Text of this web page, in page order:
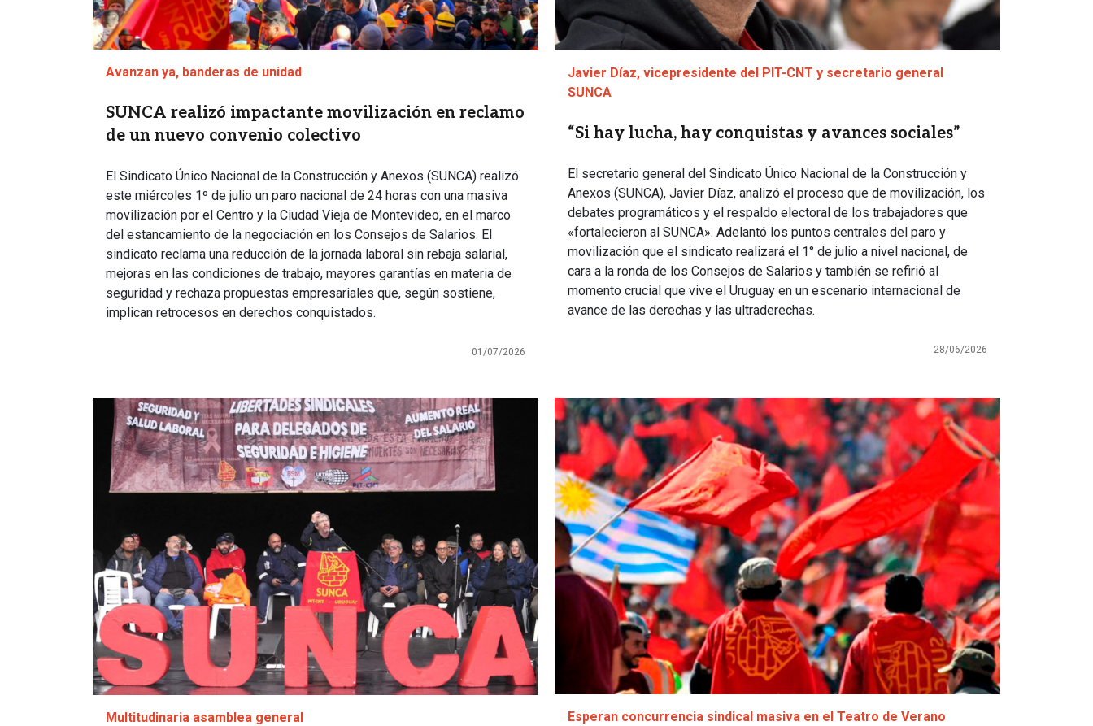
Avanzan ya, banderas de unidad
SUNCA realizó impactante movilización en reclamo
de un nuevo convenio colectivo
El Sindicato Único Nacional de la Construcción y Anexos (SUNCA) realizó
este miércoles 1º de julio un paro nacional de 24 horas con una masiva
movilización por el Centro y la Ciudad Vieja de Montevideo, en el marco
del estancamiento de la negociación en los Consejos de Salarios. El
sindicato reclama una reducción de la jornada laboral sin rebaja salarial,
mejoras en las condiciones de trabajo, mayores garantías en materia de
seguridad y rechaza propuestas empresariales que, según sostiene,
implican retrocesos en derechos conquistados.
01/07/2026
Javier Díaz, vicepresidente del PIT-CNT y secretario general
SUNCA
“Si hay lucha, hay conquistas y avances sociales”
El secretario general del Sindicato Único Nacional de la Construcción y
Anexos (SUNCA), Javier Díaz, analizó el proceso que de movilización, los
debates programáticos y el respaldo electoral de los trabajadores que
«fortalecieron al SUNCA». Adelantó los puntos centrales del paro y
movilización que el sindicato realizará el 1° de julio a nivel nacional, de
cara a la ronda de los Consejos de Salarios y también se refirió al
momento crucial que vive el Uruguay en un escenario internacional de
avance de las derechas y las ultraderechas.
28/06/2026
Imagen
Multitudinaria asamblea general
Imagen
Esperan concurrencia sindical masiva en el Teatro de Verano